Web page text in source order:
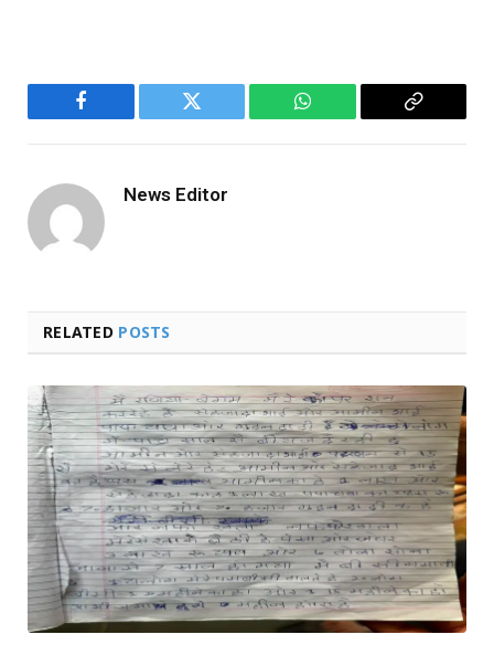
Facebook Twitter WhatsApp
Copy
News Editor
RELATED POSTS